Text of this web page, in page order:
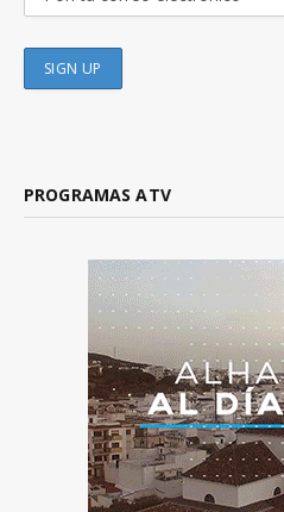
PROGRAMAS ATV